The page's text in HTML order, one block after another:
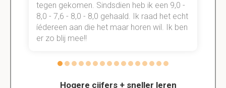
Hogere cijfers + sneller leren
tegen gekomen. Sindsdien heb ik een 9,0 -
8,0 - 7,6 - 8,0 - 8,0 gehaald. Ik raad het echt
íédereen aan die het maar horen wil. Ik ben
er zo blij mee!!